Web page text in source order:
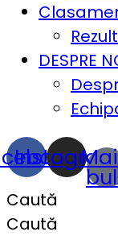
DESPRE
Caută
Caută